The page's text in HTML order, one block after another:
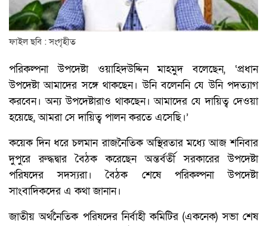
ফাইল ছবি : সংগৃহীত
পরিকল্পনা উপদেষ্টা ওয়াহিদউদ্দিন মাহমুদ বলেছেন, ‘প্রধান
উপদেষ্টা আমাদের সঙ্গে থাকছেন। উনি বলেননি যে উনি পদত্যাগ
করবেন। অন্য উপদেষ্টারাও থাকছেন। আমাদের যে দায়িত্ব দেওয়া
হয়েছে, আমরা সে দায়িত্ব পালন করতে এসেছি।’
কয়েক দিন ধরে চলমান রাজনৈতিক অস্থিরতার মধ্যে আজ শনিবার
দুপুরে রুদ্ধদ্বার বৈঠক করেছেন অন্তর্বর্তী সরকারের উপদেষ্টা
পরিষদের সদস্যরা। বৈঠক শেষে পরিকল্পনা উপদেষ্টা
সাংবাদিকদের এ কথা জানান।
জাতীয় অর্থনৈতিক পরিষদের নির্বাহী কমিটির (একনেক) সভা শেষ